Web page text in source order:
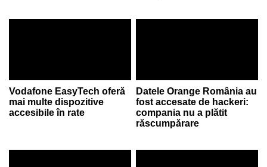
Vodafone EasyTech oferă
mai multe dispozitive
accesibile în rate
Datele Orange România au
fost accesate de hackeri:
compania nu a plătit
răscumpărare